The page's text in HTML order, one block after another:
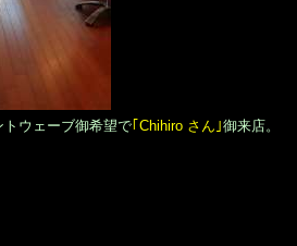
ウェーブ御希望で｢Chihiro さん｣御来店。